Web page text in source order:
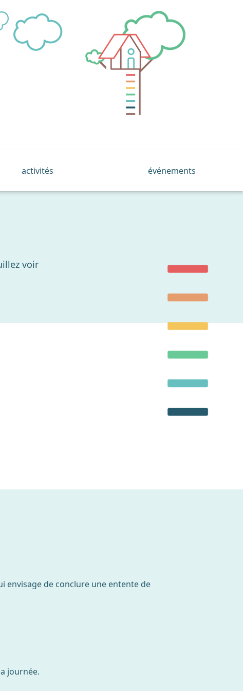
activités événements
voir
envisage de conclure une entente de
journée.